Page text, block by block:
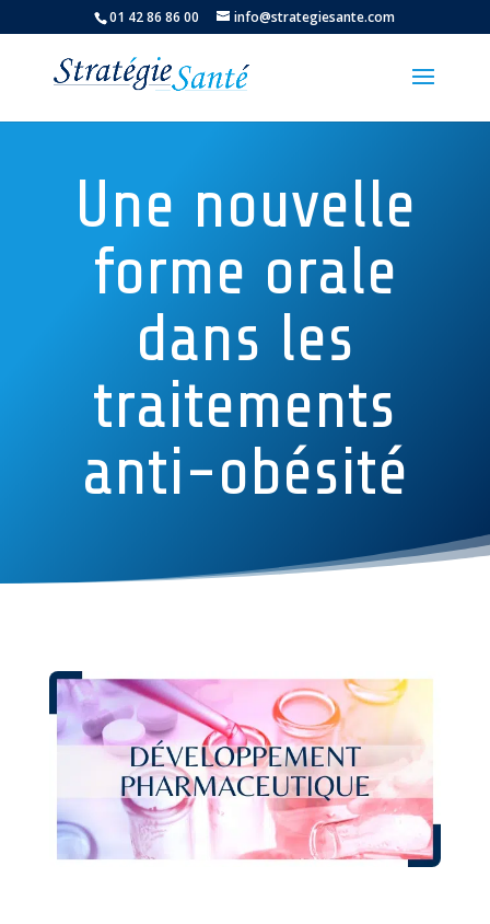
01 42 86 86 00 info@strategiesante.com
Une nouvelle
forme orale
dans les
traitements
anti-obésité